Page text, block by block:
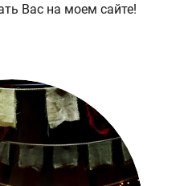
Вас на моем сайте!